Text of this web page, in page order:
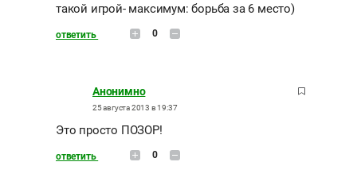
такой игрой- максимум: борьба за 6 место)
ответить 0
Анонимно
25 августа 2013 в 19:37
Это просто ПОЗОР!
ответить 0